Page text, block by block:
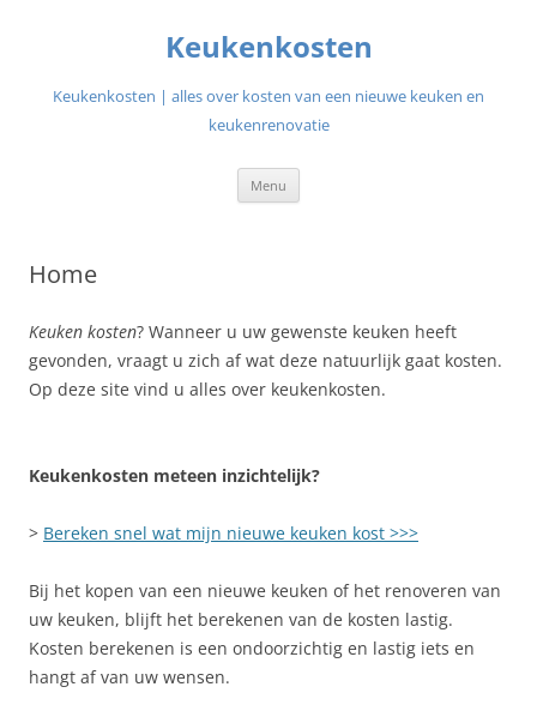
Keukenkosten
Keukenkosten | alles over kosten van een nieuwe keuken en
keukenrenovatie
Menu
Home
Keuken kosten? Wanneer u uw gewenste keuken heeft
gevonden, vraagt u zich af wat deze natuurlijk gaat kosten.
Op deze site vind u alles over keukenkosten.
Keukenkosten meteen inzichtelijk?
> Bereken snel wat mijn nieuwe keuken kost >>>
Bij het kopen van een nieuwe keuken of het renoveren van
uw keuken, blijft het berekenen van de kosten lastig.
Kosten berekenen is een ondoorzichtig en lastig iets en
hangt af van uw wensen.